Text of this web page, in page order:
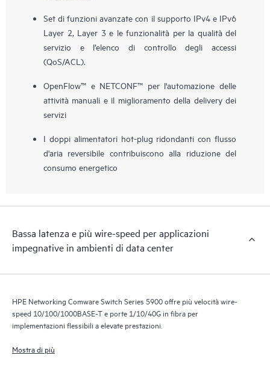
Set di funzioni avanzate con il supporto IPv4 e IPv6
Layer 2, Layer 3 e le funzionalità per la qualità del
servizio e l’elenco di controllo degli accessi
(QoS/ACL).
OpenFlow™ e NETCONF™ per l'automazione delle
attività manuali e il miglioramento della delivery dei
servizi
I doppi alimentatori hot-plug ridondanti con flusso
d'aria reversibile contribuiscono alla riduzione del
consumo energetico
Bassa latenza e più wire-speed per applicazioni
impegnative in ambienti di data center
HPE Networking Comware Switch Series 5900 offre più velocità wire-
speed 10/100/1000BASE-T e porte 1/10/40G in fibra per
implementazioni flessibili a elevate prestazioni.
Mostra di più